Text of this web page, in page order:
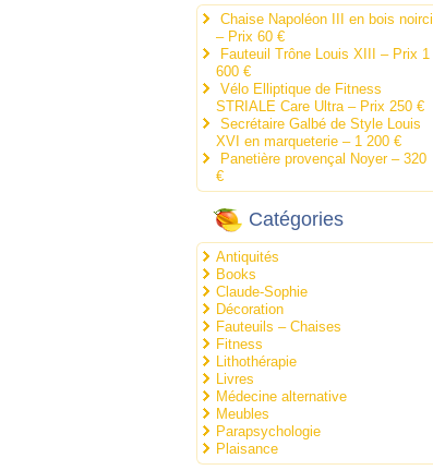
Chaise Napoléon III en bois noirci
– Prix 60 €
Fauteuil Trône Louis XIII – Prix 1
600 €
Vélo Elliptique de Fitness
STRIALE Care Ultra – Prix 250 €
Secrétaire Galbé de Style Louis
XVI en marqueterie – 1 200 €
Panetière provençal Noyer – 320
€
Catégories
Antiquités
Books
Claude-Sophie
Décoration
Fauteuils – Chaises
Fitness
Lithothérapie
Livres
Médecine alternative
Meubles
Parapsychologie
Plaisance